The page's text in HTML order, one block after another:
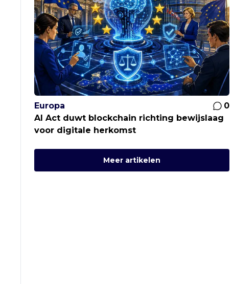
Europa
0
AI Act duwt blockchain richting bewijslaag
voor digitale herkomst
Meer artikelen